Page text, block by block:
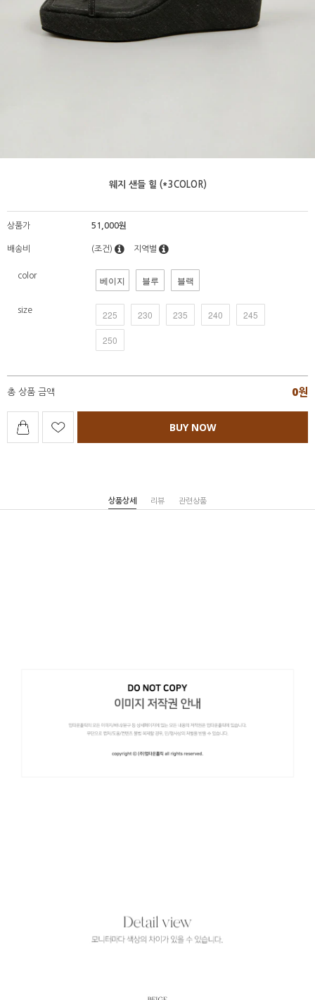
웨지 샌들 힐 (*3COLOR)
상품가 51,000원
배송비 (조건) 지역별
color 베이지 블루 블랙
size 225 230 235 240 245
250
총 상품 금액 0원
BUY NOW
상품상세 리뷰 관련상품